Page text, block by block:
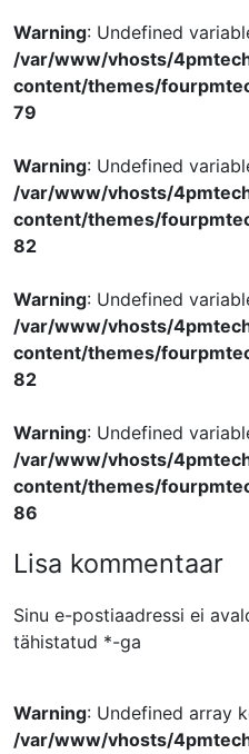
Warning: Undefined
/var/www/vhosts/
content/themes/
79
Warning: Undefined
/var/www/vhosts/
content/themes/
82
Warning: Undefined
/var/www/vhosts/
content/themes/
82
Warning: Undefined
/var/www/vhosts/
content/themes/
86
Lisa kommentaar
Sinu e-postiaadressi ei
tähistatud *-ga
Warning: Undefined array
/var/www/vhosts/